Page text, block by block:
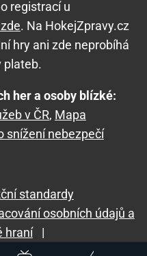
registrací u
. Na HokejZpravy.cz
hry ani zde neprobíhá
plateb.
her a osoby blízké:
v ČR, Mapa
snížení nebezpečí
standardy
osobních údajů a
hraní
|